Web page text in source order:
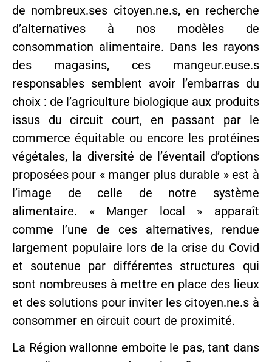
de nombreux.ses citoyen.ne.s, en recherche
d’alternatives à nos modèles de
consommation alimentaire. Dans les rayons
des magasins, ces mangeur.euse.s
responsables semblent avoir l’embarras du
choix : de l’agriculture biologique aux produits
issus du circuit court, en passant par le
commerce équitable ou encore les protéines
végétales, la diversité de l’éventail d’options
proposées pour « manger plus durable » est à
l’image de celle de notre système
alimentaire. « Manger local » apparaît
comme l’une de ces alternatives, rendue
largement populaire lors de la crise du Covid
et soutenue par différentes structures qui
sont nombreuses à mettre en place des lieux
et des solutions pour inviter les citoyen.ne.s à
consommer en circuit court de proximité.
La Région wallonne emboite le pas, tant dans